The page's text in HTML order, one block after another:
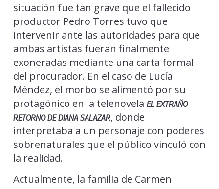
situación fue tan grave que el fallecido
productor Pedro Torres tuvo que
intervenir ante las autoridades para que
ambas artistas fueran finalmente
exoneradas mediante una carta formal
del procurador. En el caso de Lucía
Méndez, el morbo se alimentó por su
protagónico en la telenovela EL EXTRAÑO
RETORNO DE DIANA SALAZAR, donde
interpretaba a un personaje con poderes
sobrenaturales que el público vinculó con
la realidad.
Actualmente, la familia de Carmen